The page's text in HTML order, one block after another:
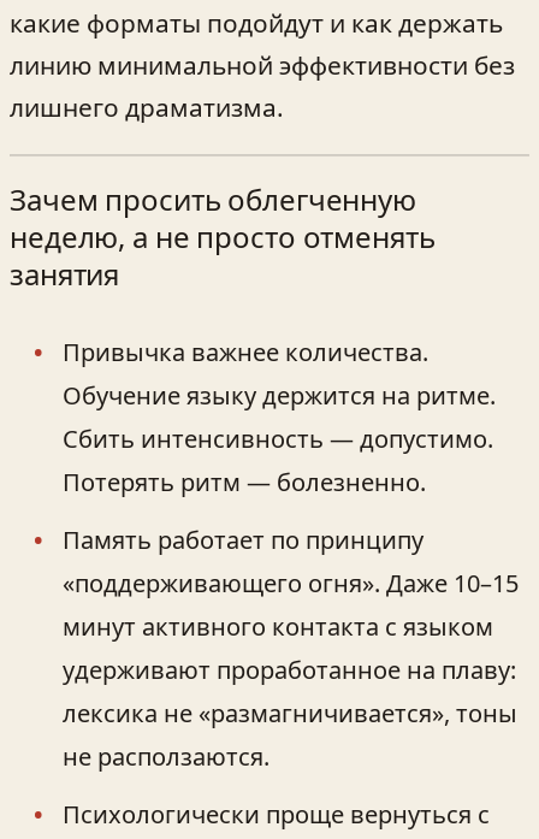
какие форматы подойдут и как держать
линию минимальной эффективности без
лишнего драматизма.
Зачем просить облегченную
неделю, а не просто отменять
занятия
Привычка важнее количества.
Обучение языку держится на ритме.
Сбить интенсивность — допустимо.
Потерять ритм — болезненно.
Память работает по принципу
«поддерживающего огня». Даже 10–15
минут активного контакта с языком
удерживают проработанное на плаву:
лексика не «размагничивается», тоны
не расползаются.
Психологически проще вернуться с